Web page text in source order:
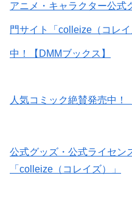
アニメ・キャラクター公式
門サイト「colleize（コレイ
中！【DMMブックス】
人気コミック絶賛発売中！
公式グッズ・公式ライセン
「colleize（コレイズ）」